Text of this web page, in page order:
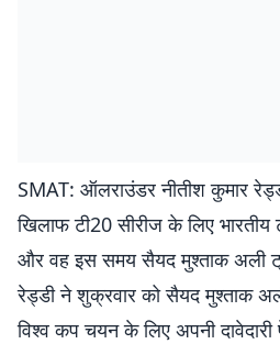
SMAT: ऑलराउंडर नीतीश कुमार
खिलाफ टी20 सीरीज के लिए भारतीय
और वह इस समय सैयद मुश्ताक अली
रेड्डी ने शुक्रवार को सैयद मुश्ताक
विश्व कप चयन के लिए अपनी